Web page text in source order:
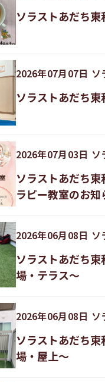
ソラストあだち
2026年07月07日 ソ
ソラストあだち
2026年07月03日 ソ
ソラストあだち
ラピー教室のお知
2026年06月08日 ソ
ソラストあだち
場・テラス〜
2026年06月08日 ソ
ソラストあだち
場・屋上〜